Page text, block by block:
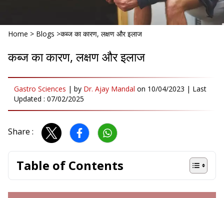
Home > Blogs >कब्ज का कारण, लक्षण और इलाज
कब्ज का कारण, लक्षण और इलाज
Gastro Sciences | by Dr. Ajay Mandal on 10/04/2023 | Last
Updated : 07/02/2025
Share :
Table of Contents